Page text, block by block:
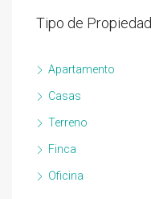
Tipo de Propiedad
Apartamento
Casas
Terreno
Finca
Oficina